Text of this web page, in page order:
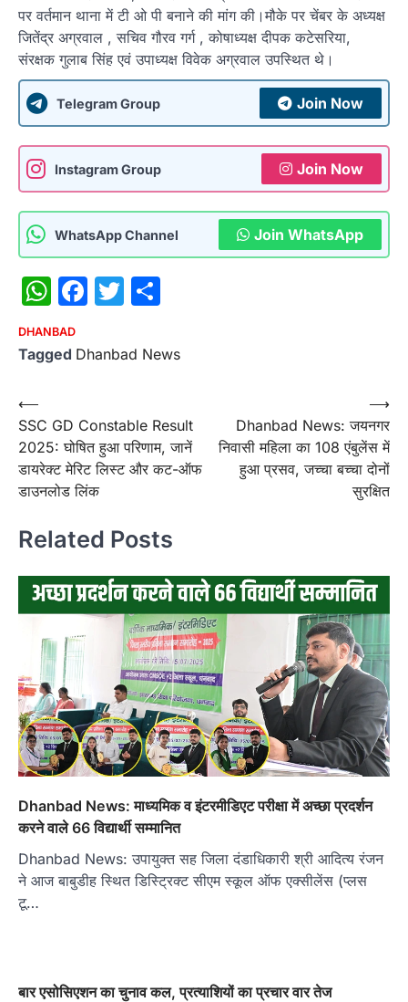
पर वर्तमान थाना में टी ओ पी बनाने की मांग की।मौके पर चेंबर के अध्यक्ष
जितेंद्र अग्रवाल , सचिव गौरव गर्ग , कोषाध्यक्ष दीपक कटेसरिया‌,
संरक्षक गुलाब सिंह एवं उपाध्यक्ष विवेक अग्रवाल उपस्थित थे।
Telegram Group Join Now
Instagram Group Join Now
WhatsApp Channel Join WhatsApp
WhatsApp
Facebook
Twitter
DHANBAD
Tagged Dhanbad News
Post
navigation
⟵
SSC GD Constable Result
2025: घोषित हुआ परिणाम, जानें
डायरेक्ट मेरिट लिस्ट और कट-ऑफ
डाउनलोड लिंक
Dhanbad News: जयनगर
निवासी महिला का 108 एंबुलेंस में
हुआ प्रसव, जच्चा बच्चा दोनों
सुरक्षित
⟶
Related Posts
Dhanbad News: माध्यमिक व इंटरमीडिएट परीक्षा में अच्छा प्रदर्शन
करने वाले 66 विद्यार्थी सम्मानित
Dhanbad News: उपायुक्त सह जिला दंडाधिकारी श्री आदित्य रंजन
ने आज बाबुडीह स्थित डिस्ट्रिक्ट सीएम स्कूल ऑफ एक्सीलेंस (प्लस
टू…
बार एसोसिएशन का चुनाव कल, प्रत्याशियों का प्रचार वार तेज